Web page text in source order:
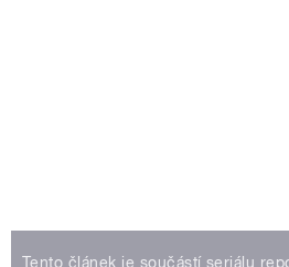
Tento článek je součástí seriálu